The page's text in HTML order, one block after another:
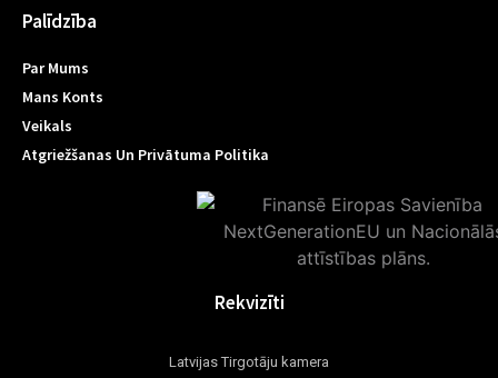
Palīdzība
Par Mums
Mans Konts
Veikals
Atgriežšanas Un Privātuma Politika
Rekvizīti
Latvijas Tirgotāju kamera